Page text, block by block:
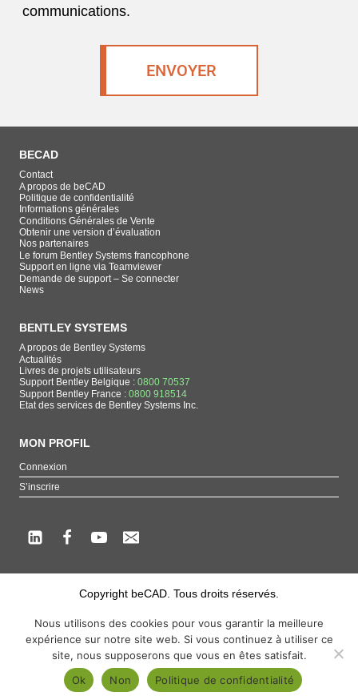
communications.
BECAD
Contact
A propos de beCAD
Politique de confidentialité
Informations générales
Conditions Générales de Vente
Obtenir une version d’évaluation
Nos partenaires
Le forum Bentley Systems francophone
Support en ligne via Teamviewer
Demande de support – Se connecter
News
BENTLEY SYSTEMS
A propos de Bentley Systems
Actualités
Livres de projets utilisateurs
Support Bentley Belgique : 0800 70537
Support Bentley France : 0800 918514
Etat des services de Bentley Systems Inc.
MON PROFIL
Connexion
S’inscrire
Copyright beCAD. Tous droits réservés.
Systems
MicroStation
OpenBuildings,
Nous utilisons des cookies pour vous garantir la meilleure
expérience sur notre site web. Si vous continuez à utiliser ce
site, nous supposerons que vous en êtes satisfait.
Ok
Non Politique de confidentialité